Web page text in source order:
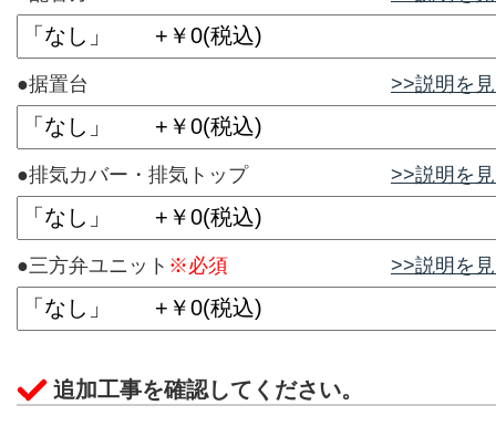
●据置台 >>説明を
●排気カバー・排気トップ >>説明を
●三方弁ユニット ※必須 >>説明を
追加工事を確認してください。